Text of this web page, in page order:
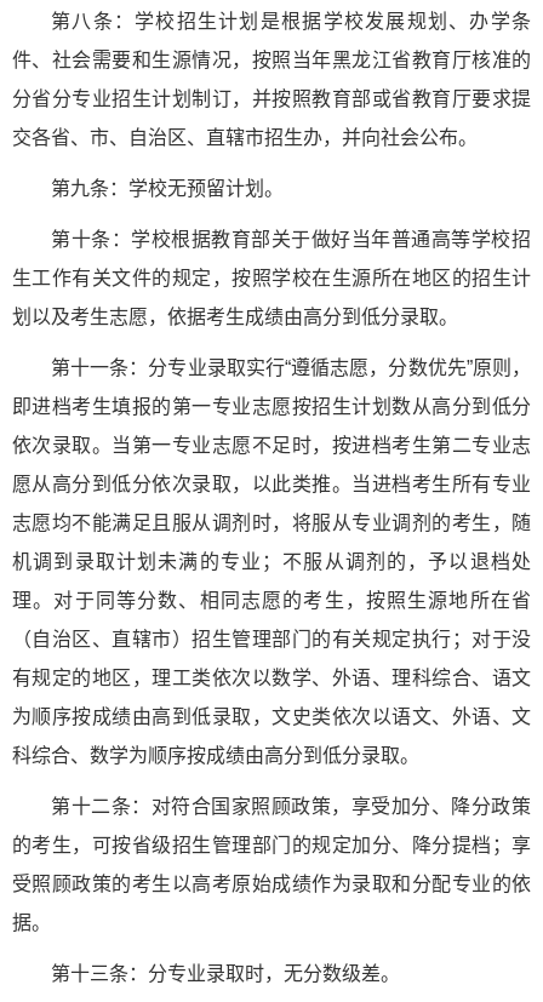
第八条：学校招生计划是根据学校发展规划、办学条
件、社会需要和生源情况，按照当年黑龙江省教育厅核准的
分省分专业招生计划制订，并按照教育部或省教育厅要求提
交各省、市、自治区、直辖市招生办，并向社会公布。
第九条：学校无预留计划。
第十条：学校根据教育部关于做好当年普通高等学校招
生工作有关文件的规定，按照学校在生源所在地区的招生计
划以及考生志愿，依据考生成绩由高分到低分录取。
第十一条：分专业录取实行“遵循志愿，分数优先”原则，
即进档考生填报的第一专业志愿按招生计划数从高分到低分
依次录取。当第一专业志愿不足时，按进档考生第二专业志
愿从高分到低分依次录取，以此类推。当进档考生所有专业
志愿均不能满足且服从调剂时，将服从专业调剂的考生，随
机调到录取计划未满的专业；不服从调剂的，予以退档处
理。对于同等分数、相同志愿的考生，按照生源地所在省
（自治区、直辖市）招生管理部门的有关规定执行；对于没
有规定的地区，理工类依次以数学、外语、理科综合、语文
为顺序按成绩由高到低录取，文史类依次以语文、外语、文
科综合、数学为顺序按成绩由高分到低分录取。
第十二条：对符合国家照顾政策，享受加分、降分政策
的考生，可按省级招生管理部门的规定加分、降分提档；享
受照顾政策的考生以高考原始成绩作为录取和分配专业的依
据。
第十三条：分专业录取时，无分数级差。